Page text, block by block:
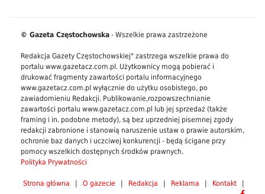
© Gazeta Częstochowska - Wszelkie prawa zastrzeżone
Redakcja Gazety Częstochowskiej" zastrzega wszelkie prawa do
portalu www.gazetacz.com.pl. Użytkownicy mogą pobierać i
drukować fragmenty zawartości portalu informacyjnego
www.gazetacz.com.pl wyłącznie do użytku osobistego, po
zawiadomieniu Redakcji. Publikowanie,rozpowszechnianie
zawartości portalu www.gazetacz.com.pl lub jej sprzedaż (także
framing i in. podobne metody), są bez uprzedniej pisemnej zgody
redakcji zabronione i stanowią naruszenie ustaw o prawie autorskim,
ochronie baz danych i uczciwej konkurencji - będą ścigane przy
pomocy wszelkich dostępnych środków prawnych.
Polityka Prywatności
Strona główna | O gazecie | Redakcja | Reklama | Kontakt |